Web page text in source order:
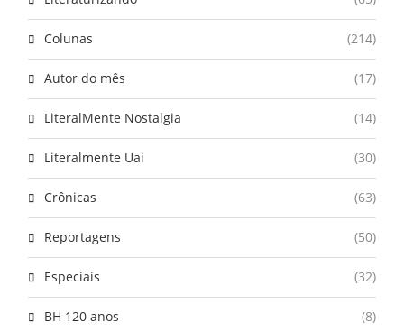
Colunas (214)
Autor do mês (17)
LiteralMente Nostalgia (14)
Literalmente Uai (30)
Crônicas (63)
Reportagens (50)
Especiais (32)
BH 120 anos (8)